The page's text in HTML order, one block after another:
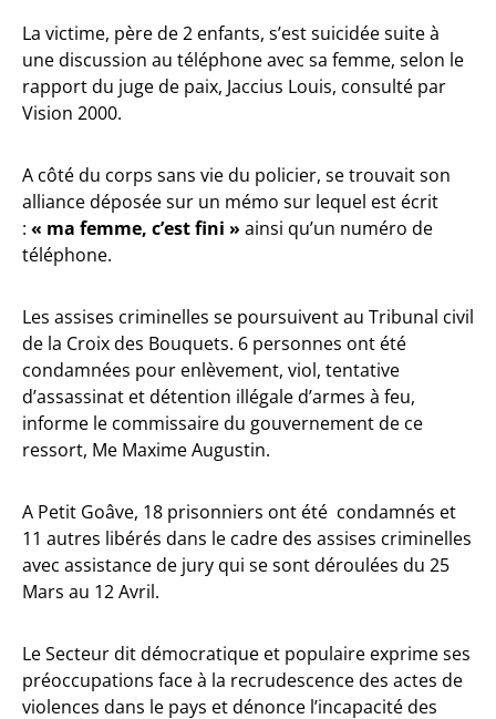
La victime, père de 2 enfants, s’est suicidée suite à
une discussion au téléphone avec sa femme, selon le
rapport du juge de paix, Jaccius Louis, consulté par
Vision 2000.
A côté du corps sans vie du policier, se trouvait son
alliance déposée sur un mémo sur lequel est écrit
: « ma femme, c’est fini » ainsi qu’un numéro de
téléphone.
Les assises criminelles se poursuivent au Tribunal civil
de la Croix des Bouquets. 6 personnes ont été
condamnées pour enlèvement, viol, tentative
d’assassinat et détention illégale d’armes à feu,
informe le commissaire du gouvernement de ce
ressort, Me Maxime Augustin.
A Petit Goâve, 18 prisonniers ont été condamnés et
11 autres libérés dans le cadre des assises criminelles
avec assistance de jury qui se sont déroulées du 25
Mars au 12 Avril.
Le Secteur dit démocratique et populaire exprime ses
préoccupations face à la recrudescence des actes de
violences dans le pays et dénonce l’incapacité des